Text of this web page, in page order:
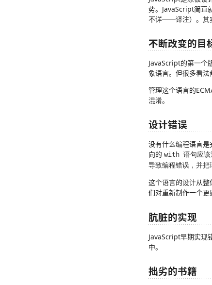
势。JavaScript简直
不详──译注）。其
不断改变的目
JavaScript的第一个
象语言。但很多看法
管理这个语言的
混淆。
设计错误
没有什么编程语言
向的 with 语句应
导致编程错误，并
这个语言的设计从
们对重新制作一个更
肮脏的实现
JavaScript早期实现
中。
拙劣的书籍